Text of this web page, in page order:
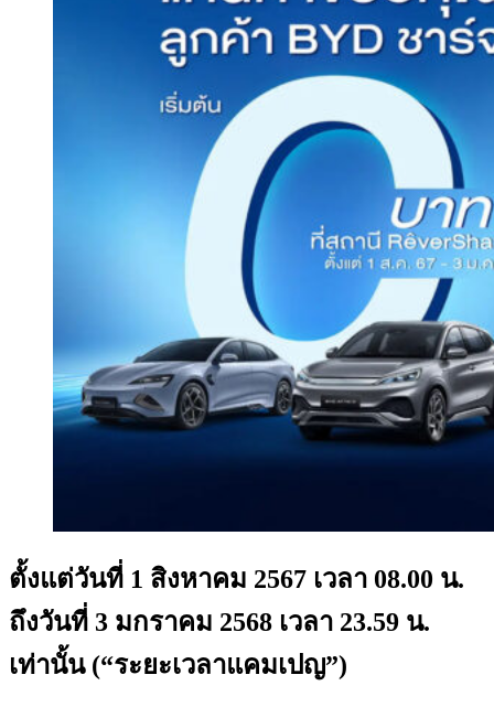
ตั้งแต่วันที่ 1 สิงหาคม 2567 เวลา 08.00 น.
ถึงวันที่ 3 มกราคม 2568 เวลา 23.59 น.
เท่านั้น (“ระยะเวลาแคมเปญ”)